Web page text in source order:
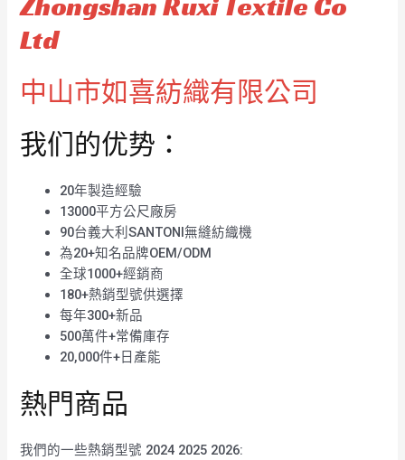
Ltd
中山市如喜紡織有限公司
我们的优势：
20年製造經驗
13000平方公尺廠房
90台義大利SANTONI無縫紡織機
為20+知名品牌OEM/ODM
全球1000+經銷商
180+熱銷型號供選擇
每年300+新品
500萬件+常備庫存
20,000件+日產能
熱門商品
我們的一些熱銷型號 2024 2025 2026: